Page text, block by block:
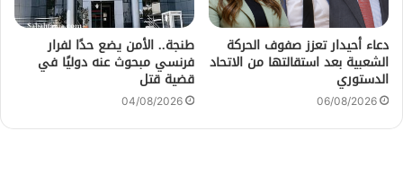
دعاء أحيدار تعزز صفوف الحركة
الشعبية بعد استقالتها من الاتحاد
الدستوري
06/08/2026
طنجة.. الأمن يضع حدًا لفرار
فرنسي مبحوث عنه دوليًا في
قضية قتل
04/08/2026